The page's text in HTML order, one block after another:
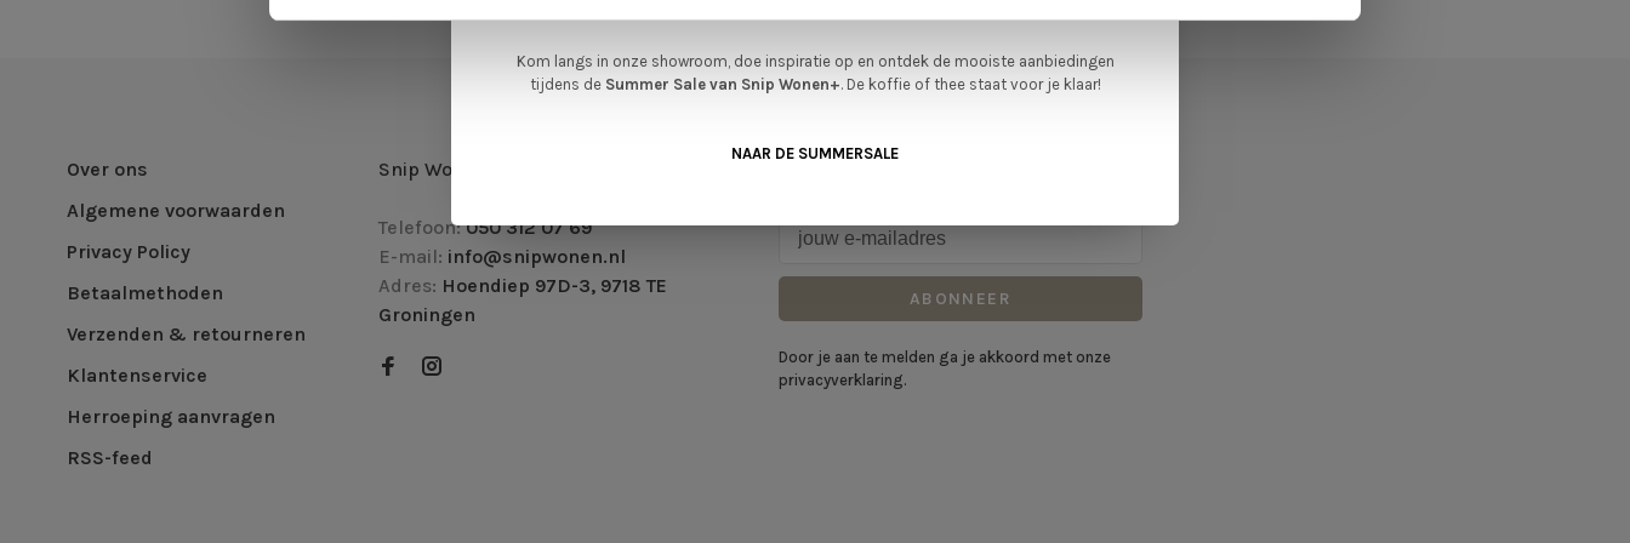
Over ons
Algemene voorwaarden
Privacy Policy
Betaalmethoden
Verzenden & retourneren
Klantenservice
Herroeping aanvragen
RSS-feed
Snip Wonen +
Telefoon:050 312 07 69
E-mail: info@snipwonen.nl
Adres: Hoendiep 97D-3, 9718 TE
Groningen
ABONNEER
Door je aan te melden ga je akkoord met onze
privacyverklaring.
Kom langs in onze showroom, doe inspiratie op en ontdek de mooiste aanbiedingen
tijdens de Summer Sale van Snip Wonen+. De koffie of thee staat voor je klaar!
NAAR DE SUMMERSALE